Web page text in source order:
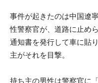
事件が起きたのは中国遼
性警察官が、道路に止め
通知書を発行して車に貼
主がそれを目撃。
持ち主の男性は警察官に